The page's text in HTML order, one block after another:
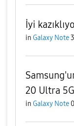
İyi
in Galaxy Note
20 Ultra 5G
in Galaxy Note